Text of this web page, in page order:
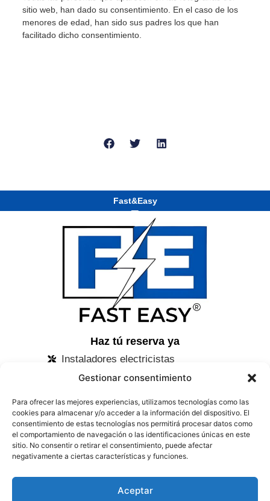
Gestionar consentimiento
Para ofrecer las mejores experiencias, utilizamos tecnologías como las
cookies para almacenar y/o acceder a la información del dispositivo. El
consentimiento de estas tecnologías nos permitirá procesar datos como
el comportamiento de navegación o las identificaciones únicas en este
sitio. No consentir o retirar el consentimiento, puede afectar
negativamente a ciertas características y funciones.
Aceptar
sitio web, han dado su consentimiento. En el caso de los
menores de edad, han sido sus padres los que han
facilitado dicho consentimiento.
Fast&Easy
Haz tú reserva ya
Instaladores electricistas
Autónomos
Distribuidoras de material
Contacto
info@fasteasy.es